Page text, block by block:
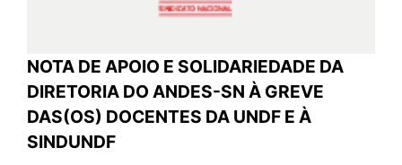
NOTA DE APOIO E SOLIDARIEDADE DA
DIRETORIA DO ANDES-SN À GREVE
DAS(OS) DOCENTES DA UNDF E À
SINDUNDF